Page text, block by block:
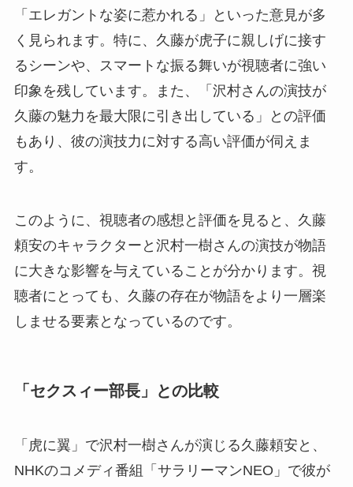
「エレガントな姿に惹かれる」といった意見が多
く見られます。特に、久藤が虎子に親しげに接す
るシーンや、スマートな振る舞いが視聴者に強い
印象を残しています。また、「沢村さんの演技が
久藤の魅力を最大限に引き出している」との評価
もあり、彼の演技力に対する高い評価が伺えま
す。
このように、視聴者の感想と評価を見ると、久藤
頼安のキャラクターと沢村一樹さんの演技が物語
に大きな影響を与えていることが分かります。視
聴者にとっても、久藤の存在が物語をより一層楽
しませる要素となっているのです。
「セクスィー部長」との比較
「虎に翼」で沢村一樹さんが演じる久藤頼安と、
NHKのコメディ番組「サラリーマンNEO」で彼が